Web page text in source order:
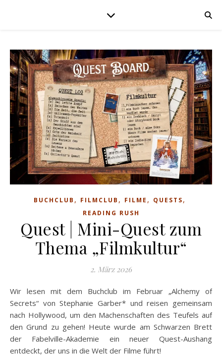
BUCHCLUB , FILMCLUB , FILME , QUESTS,
READING RUSH
Quest | Mini-Quest zum
Thema „Filmkultur“
2. März 2026
Wir lesen mit dem Buchclub im Februar „Alchemy of
Secrets“ von Stephanie Garber* und reisen gemeinsam
nach Hollywood, um den Machenschaften des Teufels auf
den Grund zu gehen! Heute wurde am Schwarzen Brett
der Fabelville-Akademie ein neuer Quest-Aushang
entdeckt, der uns in die Welt der Filme führt!